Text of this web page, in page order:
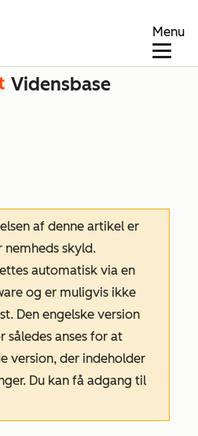
Menu
Vidensbase
af denne artikel er
skyld.
automatisk via en
og er muligvis ikke
Den engelske version
således anses for at
version, der indeholder
Du kan få adgang til